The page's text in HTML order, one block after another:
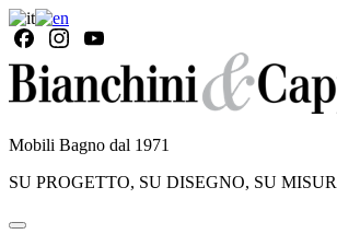
Mobili Bagno dal 1971
SU PROGETTO, SU DISEGNO, SU